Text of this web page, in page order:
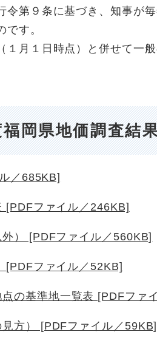
第９条に基づき、知事が
す。
月１日時点）と併せて一
岡県地価調査結
／685KB]
[PDFファイル／246KB]
） [PDFファイル／560KB]
[PDFファイル／52KB]
の基準地一覧表 [PDFファ
方） [PDFファイル／59KB]